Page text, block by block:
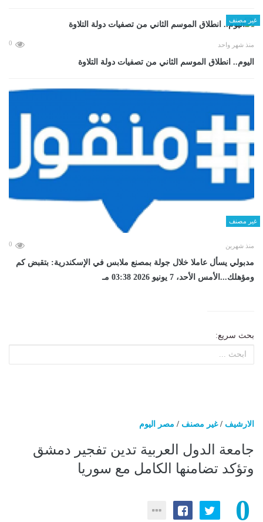
غير مصنف
منذ شهر واحد 0
اليوم.. انطلاق الموسم الثاني من تصفيات دولة التلاوة
غير مصنف
منذ شهرين 0
مدبولي يسأل عاملا خلال جولة بمصنع ملابس في الإسكندرية: بتقبض كم
ومؤهلك...الأمس الأحد، 7 يونيو 2026 03:38 مـ
بحث سريع:
الارشيف /غير مصنف / مصر اليوم
جامعة الدول العربية تدين تفجير دمشق
وتؤكد تضامنها الكامل مع سوريا
0